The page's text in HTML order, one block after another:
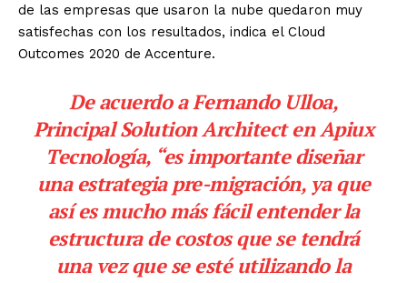
de las empresas que usaron la nube quedaron muy
satisfechas con los resultados, indica el Cloud
Outcomes 2020 de Accenture.
De acuerdo a Fernando Ulloa,
Principal Solution Architect enApiux
Tecnología, “es importante diseñar
una estrategia pre-migración, ya que
así es mucho más fácil entender la
estructura de costos que se tendrá
una vez que se esté utilizando la